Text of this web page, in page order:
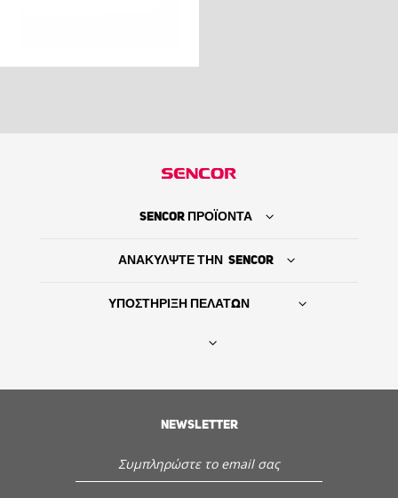
Εξυπηρέτηση - Υποστήριξη πελατών
SENCOR ΠΡΟΪΟΝΤΑ
ΑΝΑΚΥΛΨΤΕ ΤΗΝ SENCOR
ΥΠΟΣΤΗΡΙΞΗ ΠΕΛΑΤΩΝ
NEWSLETTER